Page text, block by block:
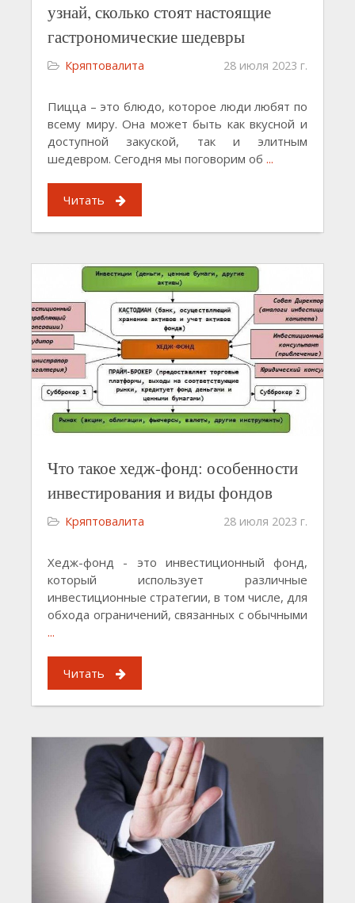
узнай, сколько стоят настоящие
гастрономические шедевры
Кряптовалита 28 июля 2023 г.
Пицца – это блюдо, которое люди любят по
всему миру. Она может быть как вкусной и
доступной закуской, так и элитным
шедевром. Сегодня мы поговорим об ...
Читать
Что такое хедж-фонд: особенности
инвестирования и виды фондов
Кряптовалита 28 июля 2023 г.
Хедж-фонд - это инвестиционный фонд,
который использует различные
инвестиционные стратегии, в том числе, для
обхода ограничений, связанных с обычными
...
Читать